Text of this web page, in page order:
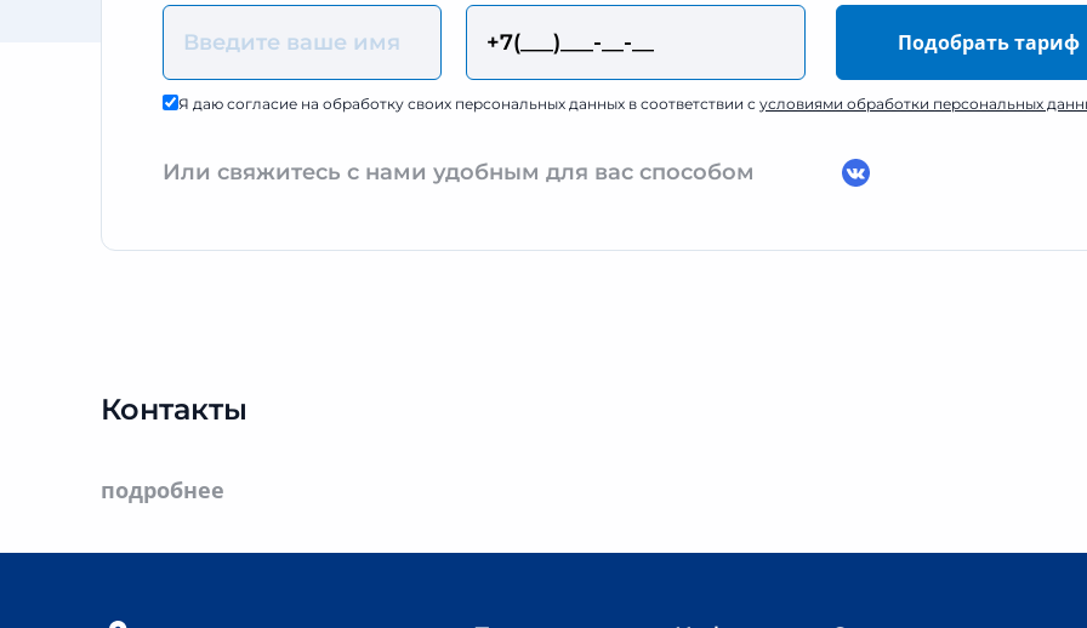
Я даю согласие на обработку своих персональных данных в соответствии с условиями обработки персональных
Или свяжитесь с нами удобным для вас способом
Контакты
подробнее